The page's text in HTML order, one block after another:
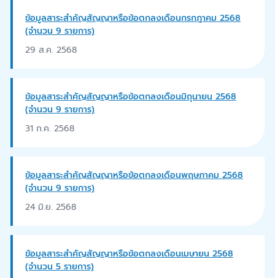
ข้อมูลสาระสำคัญสัญญาหรือข้อตกลงเดือนกรกฎาคม 2568
(จำนวน 9 รายการ)
29 ส.ค. 2568
ข้อมูลสาระสำคัญสัญญาหรือข้อตกลงเดือนมิถุนายน 2568
(จำนวน 9 รายการ)
31 ก.ค. 2568
ข้อมูลสาระสำคัญสัญญาหรือข้อตกลงเดือนพฤษภาคม 2568
(จำนวน 9 รายการ)
24 มิ.ย. 2568
ข้อมูลสาระสำคัญสัญญาหรือข้อตกลงเดือนเมษายน 2568
(จำนวน 5 รายการ)